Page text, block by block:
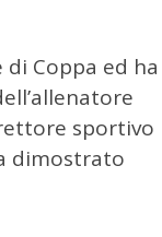
Coppa ed ha
sportivo
dimostrato